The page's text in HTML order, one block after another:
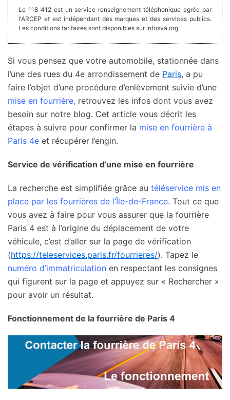
Le 118 412 est un service renseignement téléphonique agrée par
l'ARCEP et est indépendant des marques et des services publics.
Les conditions tarifaires sont disponibles sur infosva.org
Si vous pensez que votre automobile, stationnée dans
l’une des rues du 4e arrondissement de Paris, a pu
faire l’objet d’une procédure d’enlèvement suivie d’une
mise en fourrière, retrouvez les infos dont vous avez
besoin sur notre blog. Cet article vous décrit les
étapes à suivre pour confirmer la mise en fourrière à
Paris 4e et récupérer l’engin.
Service de vérification d’une mise en fourrière
La recherche est simplifiée grâce au téléservice mis en
place par les fourrières de l’Île-de-France. Tout ce que
vous avez à faire pour vous assurer que la fourrière
Paris 4 est à l’origine du déplacement de votre
véhicule, c’est d’aller sur la page de vérification
(https://teleservices.paris.fr/fourrieres/). Tapez le
numéro d’immatriculation en respectant les consignes
qui figurent sur la page et appuyez sur « Rechercher »
pour avoir un résultat.
Fonctionnement de la fourrière de Paris 4